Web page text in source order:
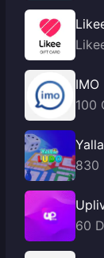
IMO
100
830
60